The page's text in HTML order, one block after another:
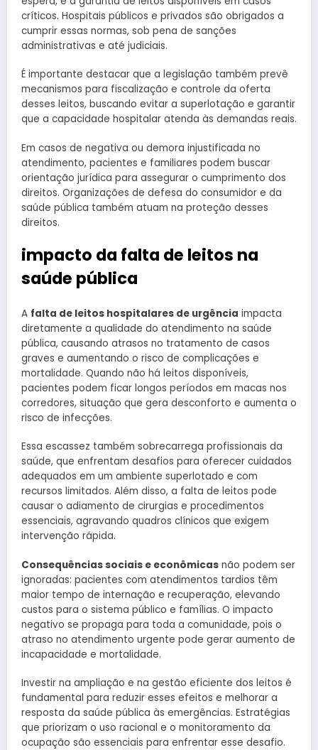
críticos. Hospitais públicos e privados são obrigados a
cumprir essas normas, sob pena de sanções
administrativas e até judiciais.
É importante destacar que a legislação também prevê
mecanismos para fiscalização e controle da oferta
desses leitos, buscando evitar a superlotação e garantir
que a capacidade hospitalar atenda às demandas reais.
Em casos de negativa ou demora injustificada no
atendimento, pacientes e familiares podem buscar
orientação jurídica para assegurar o cumprimento dos
direitos. Organizações de defesa do consumidor e da
saúde pública também atuam na proteção desses
direitos.
impacto da falta de leitos na
saúde pública
A falta de leitos hospitalares de urgência impacta
diretamente a qualidade do atendimento na saúde
pública, causando atrasos no tratamento de casos
graves e aumentando o risco de complicações e
mortalidade. Quando não há leitos disponíveis,
pacientes podem ficar longos períodos em macas nos
corredores, situação que gera desconforto e aumenta o
risco de infecções.
Essa escassez também sobrecarrega profissionais da
saúde, que enfrentam desafios para oferecer cuidados
adequados em um ambiente superlotado e com
recursos limitados. Além disso, a falta de leitos pode
causar o adiamento de cirurgias e procedimentos
essenciais, agravando quadros clínicos que exigem
intervenção rápida.
Consequências sociais e econômicas não podem ser
ignoradas: pacientes com atendimentos tardios têm
maior tempo de internação e recuperação, elevando
custos para o sistema público e famílias. O impacto
negativo se propaga para toda a comunidade, pois o
atraso no atendimento urgente pode gerar aumento de
incapacidade e mortalidade.
Investir na ampliação e na gestão eficiente dos leitos é
fundamental para reduzir esses efeitos e melhorar a
resposta da saúde pública às emergências. Estratégias
que priorizam o uso racional e o monitoramento da
ocupação são essenciais para enfrentar esse desafio.